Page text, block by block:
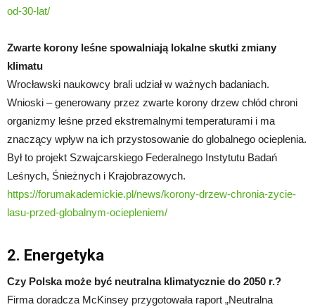
od-30-lat/
Zwarte korony leśne spowalniają lokalne skutki zmiany
klimatu
Wrocławski naukowcy brali udział w ważnych badaniach.
Wnioski – generowany przez zwarte korony drzew chłód chroni
organizmy leśne przed ekstremalnymi temperaturami i ma
znaczący wpływ na ich przystosowanie do globalnego ocieplenia.
Był to projekt Szwajcarskiego Federalnego Instytutu Badań
Leśnych, Śnieżnych i Krajobrazowych.
https://forumakademickie.pl/news/korony-drzew-chronia-zycie-
lasu-przed-globalnym-ociepleniem/
2. Energetyka
Czy Polska może być neutralna klimatycznie do 2050 r.?
Firma doradcza McKinsey przygotowała raport „Neutralna